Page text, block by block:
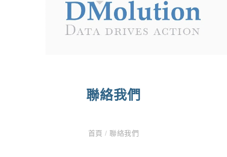
聯絡我們
首頁/ 聯絡我們